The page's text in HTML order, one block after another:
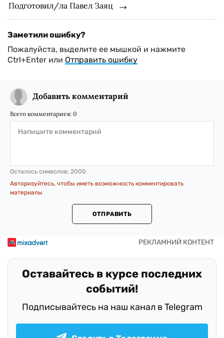
Подготовил/ла Павел Заяц
Заметили ошибку?
Пожалуйста, выделите ее мышкой и нажмите
Ctrl+Enter или Отправить ошибку
Добавить комментарий
Всего комментариев: 0
Осталось символов: 2000
Авторизуйтесь, чтобы иметь возможность комментировать
материалы
ОТПРАВИТЬ
Оставайтесь в курсе последних
событий!
Подписывайтесь на наш канал в Telegram